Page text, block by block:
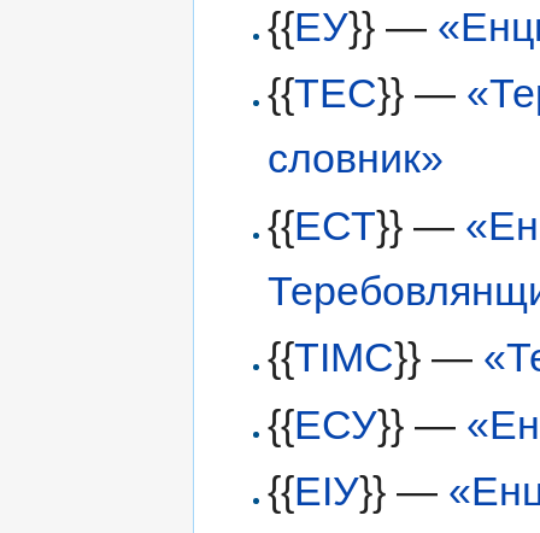
{{ЕУ}} —
{{ТЕС}} —
словник»
{{ЕСТ}} —
{{ТІМС}} —
{{ЕСУ}} —
{{ЕІУ}} —